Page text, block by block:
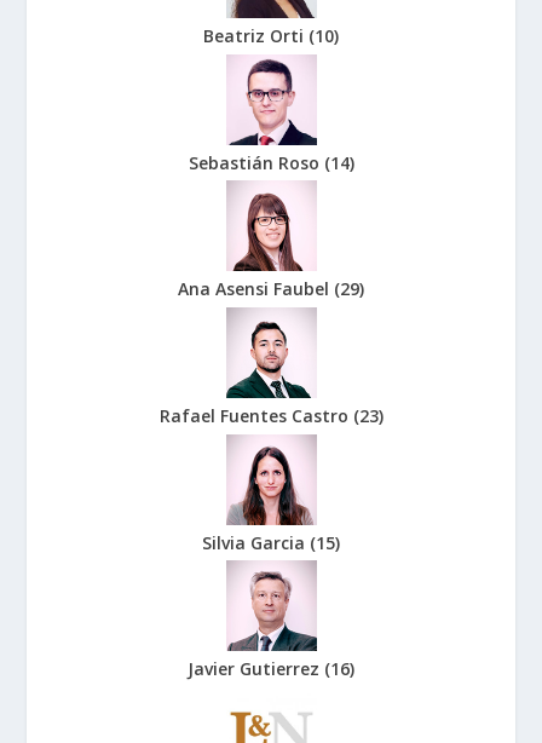
Beatriz Orti (10)
Sebastián Roso (14)
Ana Asensi Faubel (29)
Rafael Fuentes Castro (23)
Silvia Garcia (15)
Javier Gutierrez (16)